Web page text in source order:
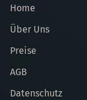
Home
Über Uns
Preise
AGB
Datenschutz